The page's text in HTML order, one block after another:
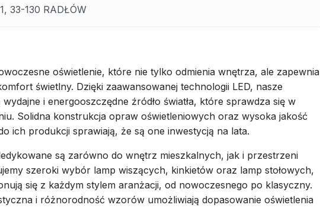
33-130 RADŁÓW
oświetlenie, które nie tylko odmienia wnętrza, ale zapewnia
świetlny. Dzięki zaawansowanej technologii LED, nasze
i energooszczędne źródło światła, które sprawdza się w
Solidna konstrukcja opraw oświetleniowych oraz wysoka jakość
ich produkcji sprawiają, że są one inwestycją na lata.
są zarówno do wnętrz mieszkalnych, jak i przestrzeni
szeroki wybór lamp wiszących, kinkietów oraz lamp stołowych,
się z każdym stylem aranżacji, od nowoczesnego po klasyczny.
i różnorodność wzorów umożliwiają dopasowanie oświetlenia